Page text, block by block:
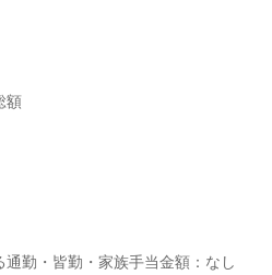
額
勤・皆勤・家族手当金額：なし